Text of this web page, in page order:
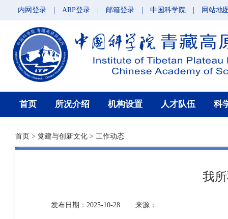
内网登录 ARP登录 邮箱登录 中国科学院 网站地
首页 所况介绍 机构设置 人才队伍 科
首页 > 党建与创新文化 > 工作动态
我
发布日期：2025-10-28 来源：